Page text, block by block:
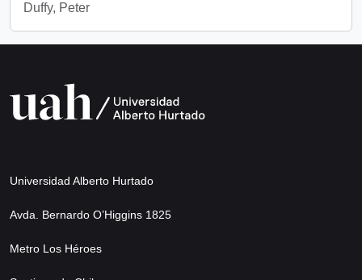
Duffy, Peter
Universidad Alberto Hurtado
Avda. Bernardo O’Higgins 1825
Metro Los Héroes